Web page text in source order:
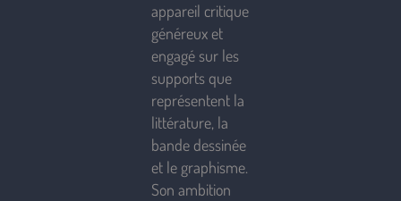
appareil critique
généreux et
engagé sur les
supports que
représentent la
littérature, la
bande dessinée
et le graphisme.
Son ambition